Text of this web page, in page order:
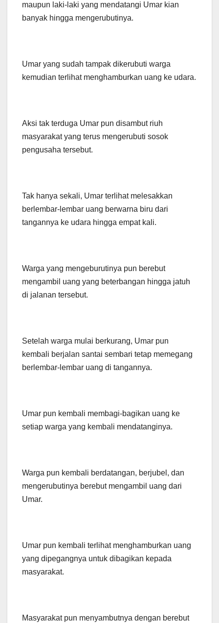
maupun laki-laki yang mendatangi Umar kian
banyak hingga mengerubutinya.
Umar yang sudah tampak dikerubuti warga
kemudian terlihat menghamburkan uang ke udara.
Aksi tak terduga Umar pun disambut riuh
masyarakat yang terus mengerubuti sosok
pengusaha tersebut.
Tak hanya sekali, Umar terlihat melesakkan
berlembar-lembar uang berwarna biru dari
tangannya ke udara hingga empat kali.
Warga yang mengeburutinya pun berebut
mengambil uang yang beterbangan hingga jatuh
di jalanan tersebut.
Setelah warga mulai berkurang, Umar pun
kembali berjalan santai sembari tetap memegang
berlembar-lembar uang di tangannya.
Umar pun kembali membagi-bagikan uang ke
setiap warga yang kembali mendatanginya.
Warga pun kembali berdatangan, berjubel, dan
mengerubutinya berebut mengambil uang dari
Umar.
Umar pun kembali terlihat menghamburkan uang
yang dipegangnya untuk dibagikan kepada
masyarakat.
Masyarakat pun menyambutnya dengan berebut